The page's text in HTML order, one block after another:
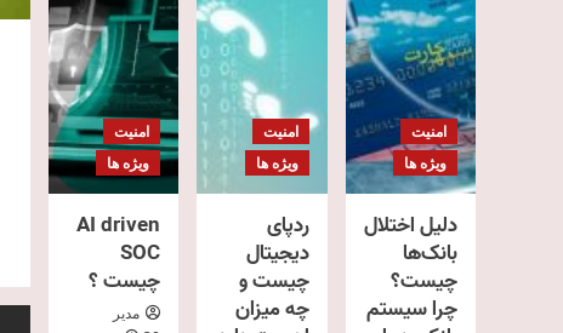
امنیت
ویژه ها
دلیل اختلال
بانک‌ها
چیست؟
چرا سیستم
امنیت
ویژه ها
ردپای
دیجیتال
چیست و
چه میزان
امنیت
ویژه ها
AI driven
SOC
چیست ؟
مدیر